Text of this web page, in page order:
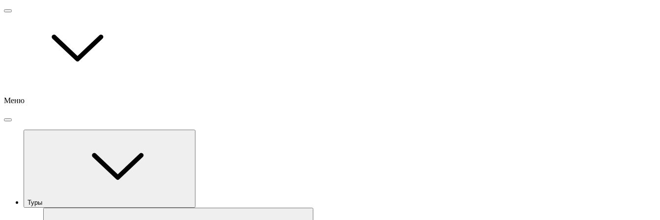
Меню
Туры